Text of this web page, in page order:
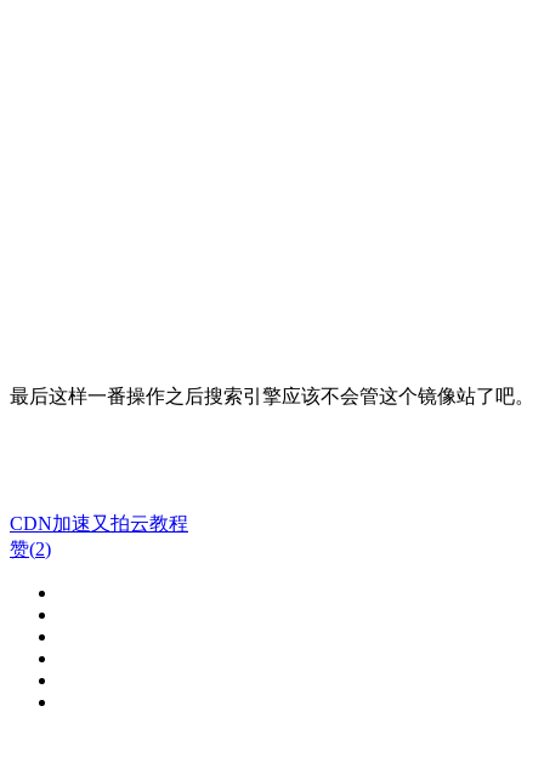
最后这样一番操作之后搜索引擎应该不会管这个镜像站了吧。
CDN加速又拍云教程
赞(2)